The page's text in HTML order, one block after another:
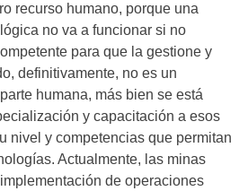
recurso humano, porque una
no va a funcionar si no
para que la gestione y
definitivamente, no es un
humana, más bien se está
y capacitación a esos
nivel y competencias que permitan
Actualmente, las minas
de operaciones